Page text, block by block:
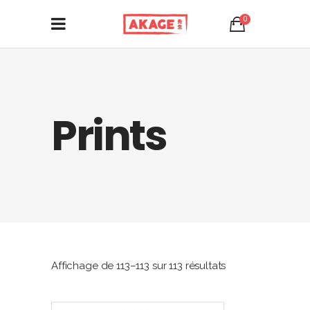
0
Prints
Affichage de 113–113 sur 113 résultatsTrié